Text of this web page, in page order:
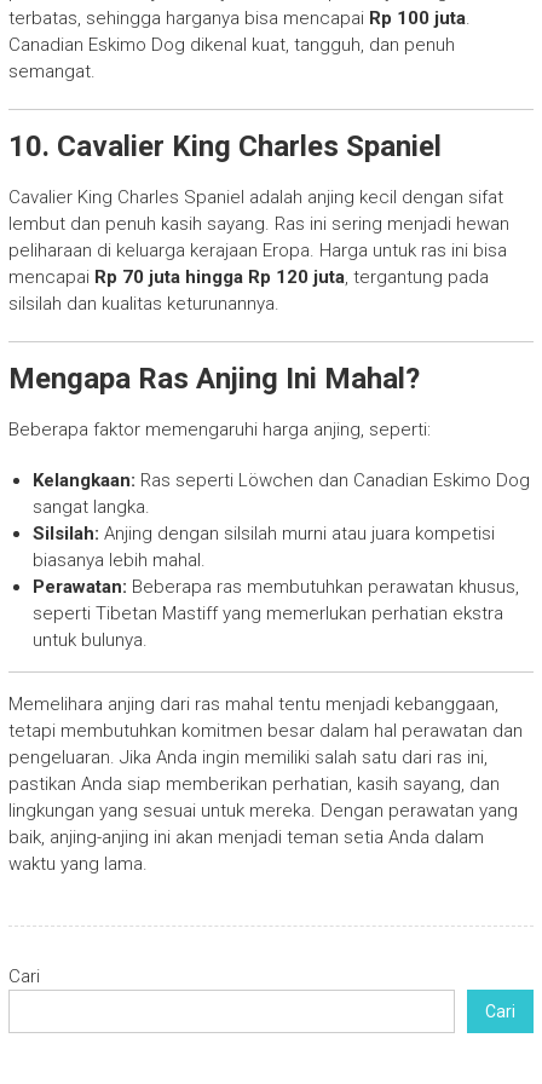
terbatas, sehingga harganya bisa mencapai Rp 100 juta.
Canadian Eskimo Dog dikenal kuat, tangguh, dan penuh
semangat.
10. Cavalier King Charles Spaniel
Cavalier King Charles Spaniel adalah anjing kecil dengan sifat
lembut dan penuh kasih sayang. Ras ini sering menjadi hewan
peliharaan di keluarga kerajaan Eropa. Harga untuk ras ini bisa
mencapai Rp 70 juta hingga Rp 120 juta, tergantung pada
silsilah dan kualitas keturunannya.
Mengapa Ras Anjing Ini Mahal?
Beberapa faktor memengaruhi harga anjing, seperti:
Kelangkaan: Ras seperti Löwchen dan Canadian Eskimo Dog
sangat langka.
Silsilah: Anjing dengan silsilah murni atau juara kompetisi
biasanya lebih mahal.
Perawatan: Beberapa ras membutuhkan perawatan khusus,
seperti Tibetan Mastiff yang memerlukan perhatian ekstra
untuk bulunya.
Memelihara anjing dari ras mahal tentu menjadi kebanggaan,
tetapi membutuhkan komitmen besar dalam hal perawatan dan
pengeluaran. Jika Anda ingin memiliki salah satu dari ras ini,
pastikan Anda siap memberikan perhatian, kasih sayang, dan
lingkungan yang sesuai untuk mereka. Dengan perawatan yang
baik, anjing-anjing ini akan menjadi teman setia Anda dalam
waktu yang lama.
Cari
Cari